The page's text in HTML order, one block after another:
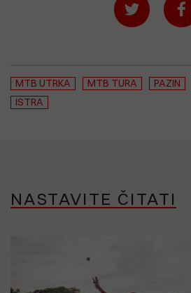
MTB UTRKA MTB TURA PAZIN
ISTRA
NASTAVITE ČITATI